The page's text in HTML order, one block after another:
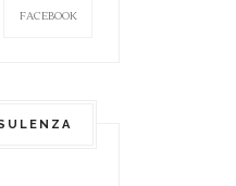
FACEBOOK